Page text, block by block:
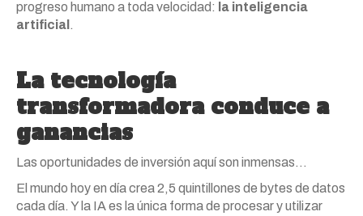
progreso humano a toda velocidad: la inteligencia
artificial .
La tecnología
transformadora conduce a
ganancias
Las oportunidades de inversión aquí son inmensas…
El mundo hoy en día crea 2,5 quintillones de bytes de datos
cada día. Y la IA es la única forma de procesar y utilizar